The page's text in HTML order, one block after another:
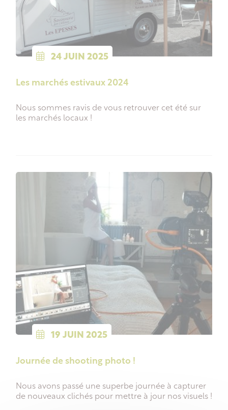
24 JUIN 2025
Les marchés estivaux 2024
Nous sommes ravis de vous retrouver cet été sur
les marchés locaux !
19 JUIN 2025
Journée de shooting photo !
Nous avons passé une superbe journée à capturer
de nouveaux clichés pour mettre à jour nos visuels !